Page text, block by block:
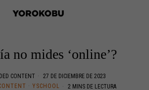
no mides ‘online’?
CONTENT
27 DE DICIEMBRE DE 2023
· YSCHOOL 2 MINS DE LECTURA